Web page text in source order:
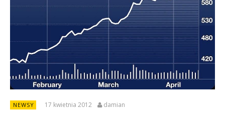
NEWSY 17 kwietnia 2012 damian